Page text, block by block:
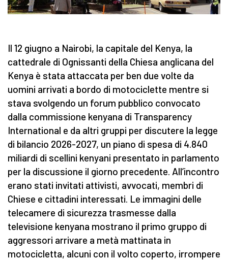
Il 12 giugno a Nairobi, la capitale del Kenya, la
cattedrale di Ognissanti della Chiesa anglicana del
Kenya è stata attaccata per ben due volte da
uomini arrivati a bordo di motociclette mentre si
stava svolgendo un forum pubblico convocato
dalla commissione kenyana di Transparency
International e da altri gruppi per discutere la legge
di bilancio 2026-2027, un piano di spesa di 4.840
miliardi di scellini kenyani presentato in parlamento
per la discussione il giorno precedente. All’incontro
erano stati invitati attivisti, avvocati, membri di
Chiese e cittadini interessati. Le immagini delle
telecamere di sicurezza trasmesse dalla
televisione kenyana mostrano il primo gruppo di
aggressori arrivare a metà mattinata in
motocicletta, alcuni con il volto coperto, irrompere